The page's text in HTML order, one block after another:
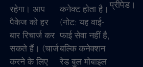
रहेगा। आप
पैकेज को हर
बार रिचार्ज कर
सकते हैं। (चार्ज
करने के लिए
कनेक्ट होता है।
(नोट: यह वाई-
फाई सेवा नहीं है,
बल्कि कनेक्शन
रेड बुल मोबाइल
प्रीपेड।